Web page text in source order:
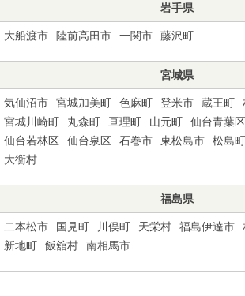
岩手県
大船渡市 陸前高田市 一関市 藤沢町
宮城県
気仙沼市 宮城加美町 色麻町 登米市 蔵王町
宮城川崎町
丸森町 亘理町 山元町 仙台青葉区
仙台若林区
仙台泉区 石巻市 東松島市 松島町
大衡村
福島県
二本松市 国見町 川俣町 天栄村 福島伊達市
新地町
飯舘村 南相馬市